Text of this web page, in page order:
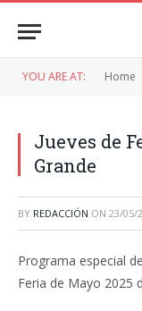
YOU ARE AT: Home
Jueves de
Grande
BY REDACCIÓN ON 23/05/
Programa especial
Feria de Mayo 2025